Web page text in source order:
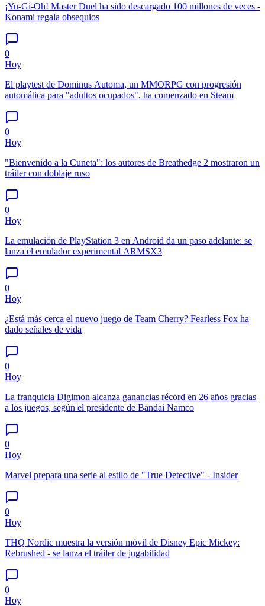
¡Yu-Gi-Oh! Master Duel ha sido descargado 100 millones de veces -
Konami regala obsequios
0
Hoy
El playtest de Dominus Automa, un MMORPG con progresión
automática para "adultos ocupados", ha comenzado en Steam
0
Hoy
"Bienvenido a la Cuneta": los autores de Breathedge 2 mostraron un
tráiler con doblaje ruso
0
Hoy
La emulación de PlayStation 3 en Android da un paso adelante: se
lanza el emulador experimental ARMSX3
0
Hoy
¿Está más cerca el nuevo juego de Team Cherry? Fearless Fox ha
dado señales de vida
0
Hoy
La franquicia Digimon alcanza ganancias récord en 26 años gracias
a los juegos, según el presidente de Bandai Namco
0
Hoy
Marvel prepara una serie al estilo de "True Detective" - Insider
0
Hoy
THQ Nordic muestra la versión móvil de Disney Epic Mickey:
Rebrushed - se lanza el tráiler de jugabilidad
0
Hoy